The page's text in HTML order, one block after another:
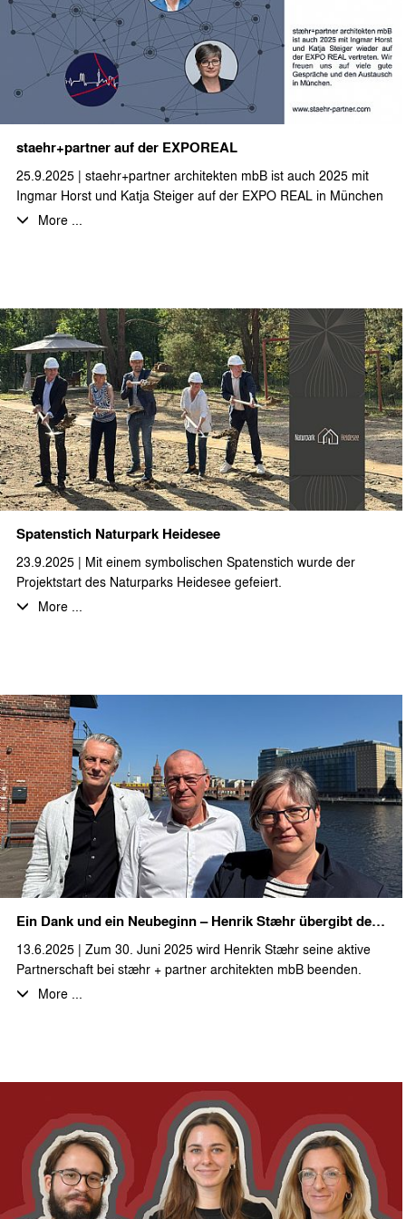
freuen uns sehr über die spannende Aufgabe im Hotelsegment
und wünschen viel Erfolg bei der Umsetzung innerhalb der
nächsten Monate.
staehr+partner auf der EXPOREAL
25.9.2025 | staehr+partner architekten mbB ist auch 2025 mit
Ingmar Horst und Katja Steiger auf der EXPO REAL in München
vertreten.
More ...
Spatenstich Naturpark Heidesee
23.9.2025 | Mit einem symbolischen Spatenstich wurde der
Projektstart des Naturparks Heidesee gefeiert.
Eindruck von dem geplanten Ferienimmobilienprojekt zu
machen. Auf dem ca. 25.000 m² großen Projektgelände,
idyllisch am „Langen See“ gelegen, passen sich die geplanten
Ferienhäuser, mit ihrer skandinavischen Ästhetik perfekt in die
Brandenburger Naturlandschaft ein. Nach einer
Projektvorstellung durch die beiden Geschäftsführer der
Naturpark Heidesee GmbH und einem Grußwort des
Bürgermeisters der Gemeinde Heidesee wurde mit dem
gemeinsamen Spatenstich das Projekt symbolisch gestartet. Der
tatsächliche Baubeginn für die ersten Einzel- und Doppelhäuser
im Bauabschnitt I der Ferienwohnanlage ist für Ende des Jahres
geplant.
Wir bedanken uns herzlich für die Einladung zu diesem schönen
Event und freuen uns auf die weitere Zusammenarbeit in den
nächsten Planungs- und Bauabschnitten.
More ...
Ein Dank und ein Neubeginn – Henrik Stæhr übergibt den Staffelstab
13.6.2025 | Zum 30. Juni 2025 wird Henrik Stæhr seine aktive
Partnerschaft bei stæhr + partner architekten mbB beenden.
Nach über drei Jahrzehnten intensiven Wirkens in Berlin zieht er
Wir danken Henrik für seine Energie, seine Haltung und sein
Vertrauen. Viele Projekte und Entwicklungen der letzten
Jahrzehnte tragen seine Handschrift – nicht nur im Entwurf,
sondern auch in der Art, wie wir im Team zusammenarbeiten:
mit Verlässlichkeit, Freude an der Gestaltung und einem Stück
dänischem Lebensgefühl.
More ...